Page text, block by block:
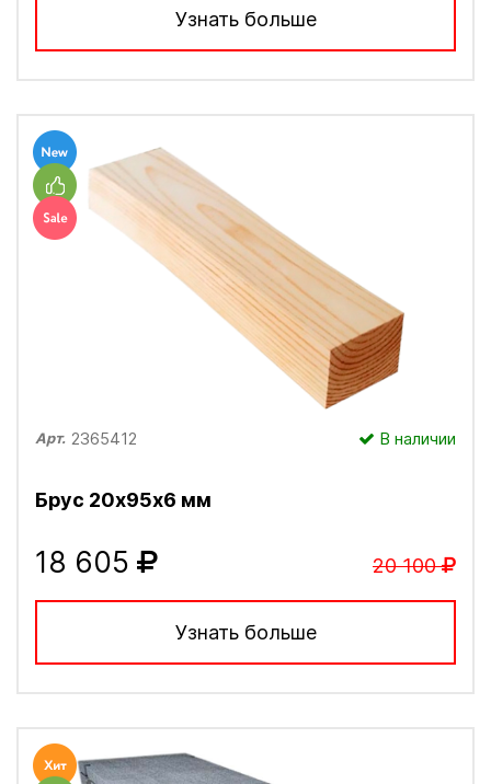
Узнать больше
Арт. 2365412 В наличии
Брус 20х95х6 мм
18 605 20 100
Узнать больше